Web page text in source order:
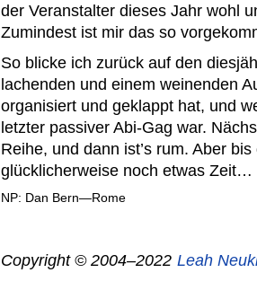
der Veranstalter dieses Jahr wohl
Zumindest ist mir das so
So blicke ich zurück auf den
lachenden und einem weinenden
organisiert und geklappt hat, und
letzter passiver Abi-Gag war.
Reihe, und dann ist’s rum. Aber
glücklicherweise noch etwas Zeit…
NP: Dan Bern—Rome
Copyright © 2004–2022 Leah